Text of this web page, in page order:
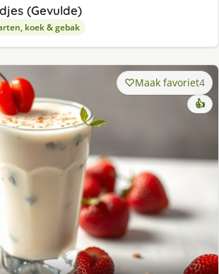
(Gevulde)
koek & gebak
Maak favoriet4
👍